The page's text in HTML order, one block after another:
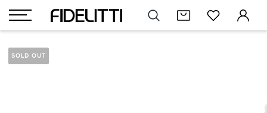
SOLD OUT